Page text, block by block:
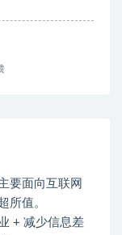
要面向互联网
所值。
+ 减少信息差